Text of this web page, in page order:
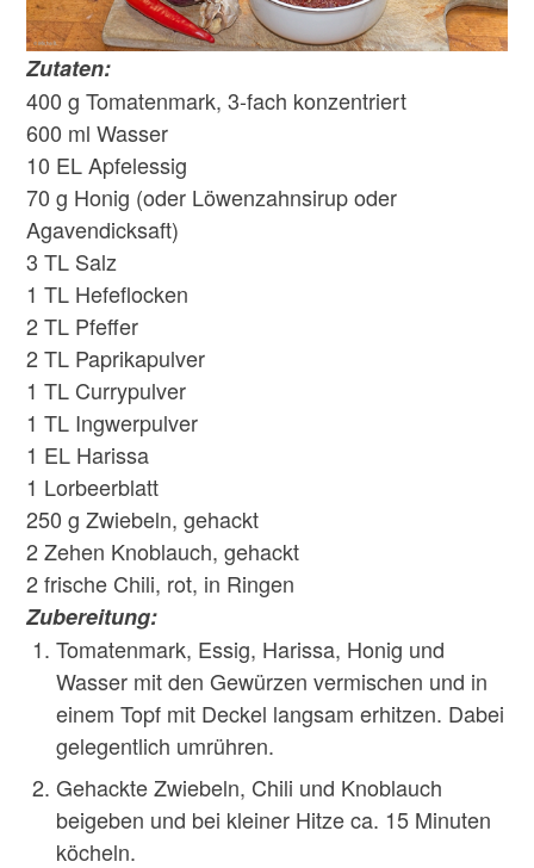
Zutaten:
400 g Tomatenmark, 3-fach konzentriert
600 ml Wasser
10 EL Apfelessig
70 g Honig (oder Löwenzahnsirup oder
Agavendicksaft)
3 TL Salz
1 TL Hefeflocken
2 TL Pfeffer
2 TL Paprikapulver
1 TL Currypulver
1 TL Ingwerpulver
1 EL Harissa
1 Lorbeerblatt
250 g Zwiebeln, gehackt
2 Zehen Knoblauch, gehackt
2 frische Chili, rot, in Ringen
Zubereitung:
Tomatenmark, Essig, Harissa, Honig und
Wasser mit den Gewürzen vermischen und in
einem Topf mit Deckel langsam erhitzen. Dabei
gelegentlich umrühren.
Gehackte Zwiebeln, Chili und Knoblauch
beigeben und bei kleiner Hitze ca. 15 Minuten
köcheln.